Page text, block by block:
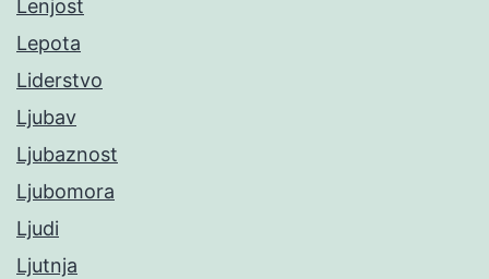
Lenjost
Lepota
Liderstvo
Ljubav
Ljubaznost
Ljubomora
Ljudi
Ljutnja